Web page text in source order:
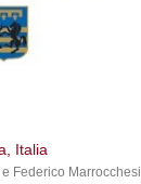
Italia
Federico Marrocchesi